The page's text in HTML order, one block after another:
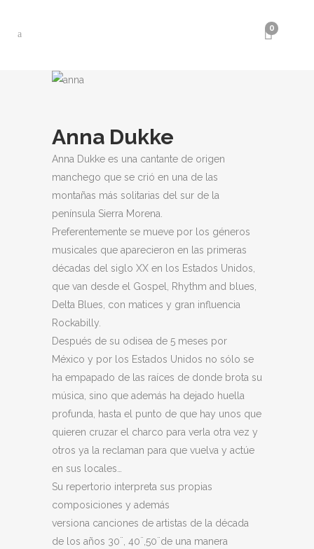
0
Anna Dukke
Anna Dukke es una cantante de origen
manchego que se crió en una de las
montañas más solitarias del sur de la
península Sierra Morena.
Preferentemente se mueve por los géneros
musicales que aparecieron en las primeras
décadas del siglo XX en los Estados Unidos,
que van desde el Gospel, Rhythm and blues,
Delta Blues, con matices y gran influencia
Rockabilly.
Después de su odisea de 5 meses por
México y por los Estados Unidos no sólo se
ha empapado de las raíces de donde brota su
música, sino que además ha dejado huella
profunda, hasta el punto de que hay unos que
quieren cruzar el charco para verla otra vez y
otros ya la reclaman para que vuelva y actúe
en sus locales…
Su repertorio interpreta sus propias
composiciones y además
versiona canciones de artistas de la década
de los años 30¨, 40¨,50¨de una manera